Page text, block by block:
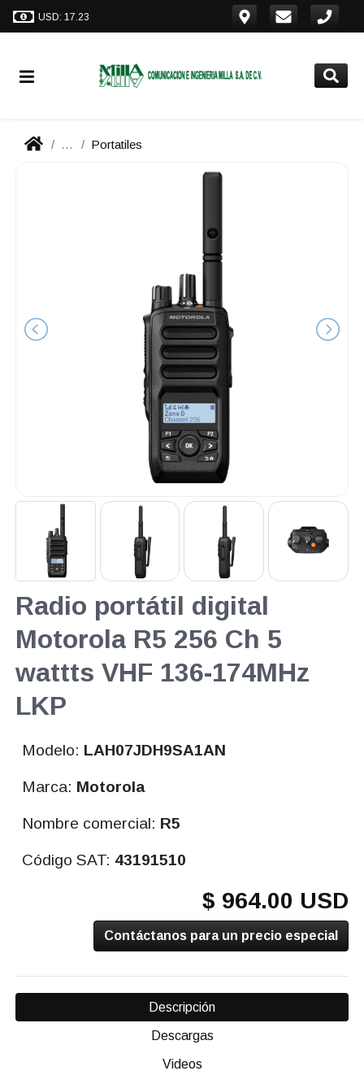
USD: 17.23
... Portatiles
Radio portátil digital
Motorola R5 256 Ch 5
wattts VHF 136-174MHz
LKP
Modelo: LAH07JDH9SA1AN
Marca: Motorola
Nombre comercial: R5
Código SAT: 43191510
$ 964.00 USD
Contáctanos para un precio especial
Descripción
Descargas
Videos